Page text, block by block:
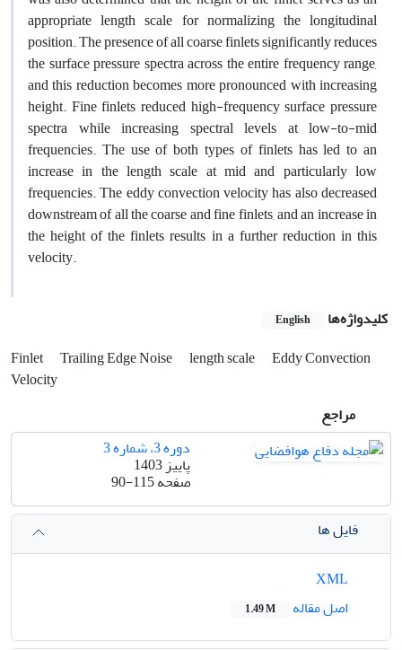
appropriate length scale for normalizing the longitudinal
position. The presence of all coarse finlets significantly reduces
the surface pressure spectra across the entire frequency range,
and this reduction becomes more pronounced with increasing
height. Fine finlets reduced high-frequency surface pressure
spectra while increasing spectral levels at low-to-mid
frequencies. The use of both types of finlets has led to an
increase in the length scale at mid and particularly low
frequencies. The eddy convection velocity has also decreased
downstream of all the coarse and fine finlets, and an increase in
the height of the finlets results in a further reduction in this
velocity.
کلیدواژه‌ها English
Finlet Trailing Edge Noise length scale
Eddy Convection
Velocity
مراجع
دوره 3، شماره 3
پاییز 1403
صفحه90-115
فایل ها
اصل مقاله
1.49 M